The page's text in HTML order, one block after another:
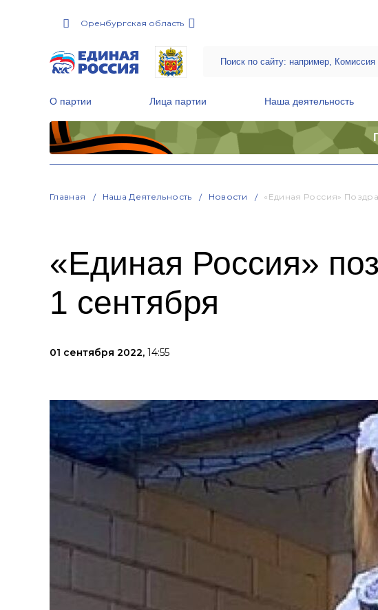
Оренбургская область
О партии Лица партии Наша деятельность
Главная Наша Деятельность Новости «Единая Россия»
«Единая Россия»
1 сентября
01 сентября 2022, 14:55